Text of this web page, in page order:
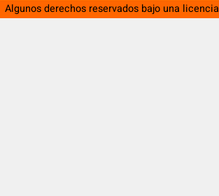
Algunos derechos reservados bajo una licencia